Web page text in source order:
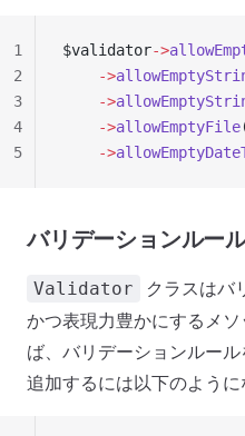
$validator->
    ->
    ->
    ->
allowEmptyFile
    ->
1
2
3
4
5
バリデーションルー
Validator
クラスはバ
かつ表現力豊かにするメ
ば、バリデーションルー
追加するには以下のよう